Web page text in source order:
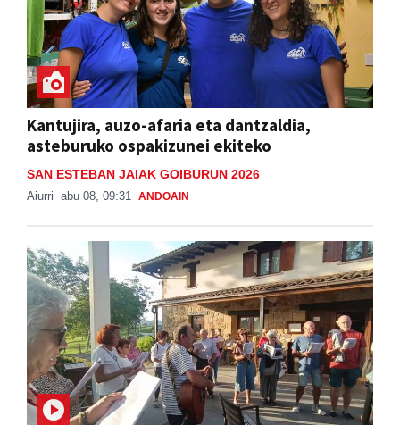
Kantujira, auzo-afaria eta dantzaldia,
asteburuko ospakizunei ekiteko
SAN ESTEBAN JAIAK GOIBURUN 2026
Aiurri abu 08, 09:31 ANDOAIN